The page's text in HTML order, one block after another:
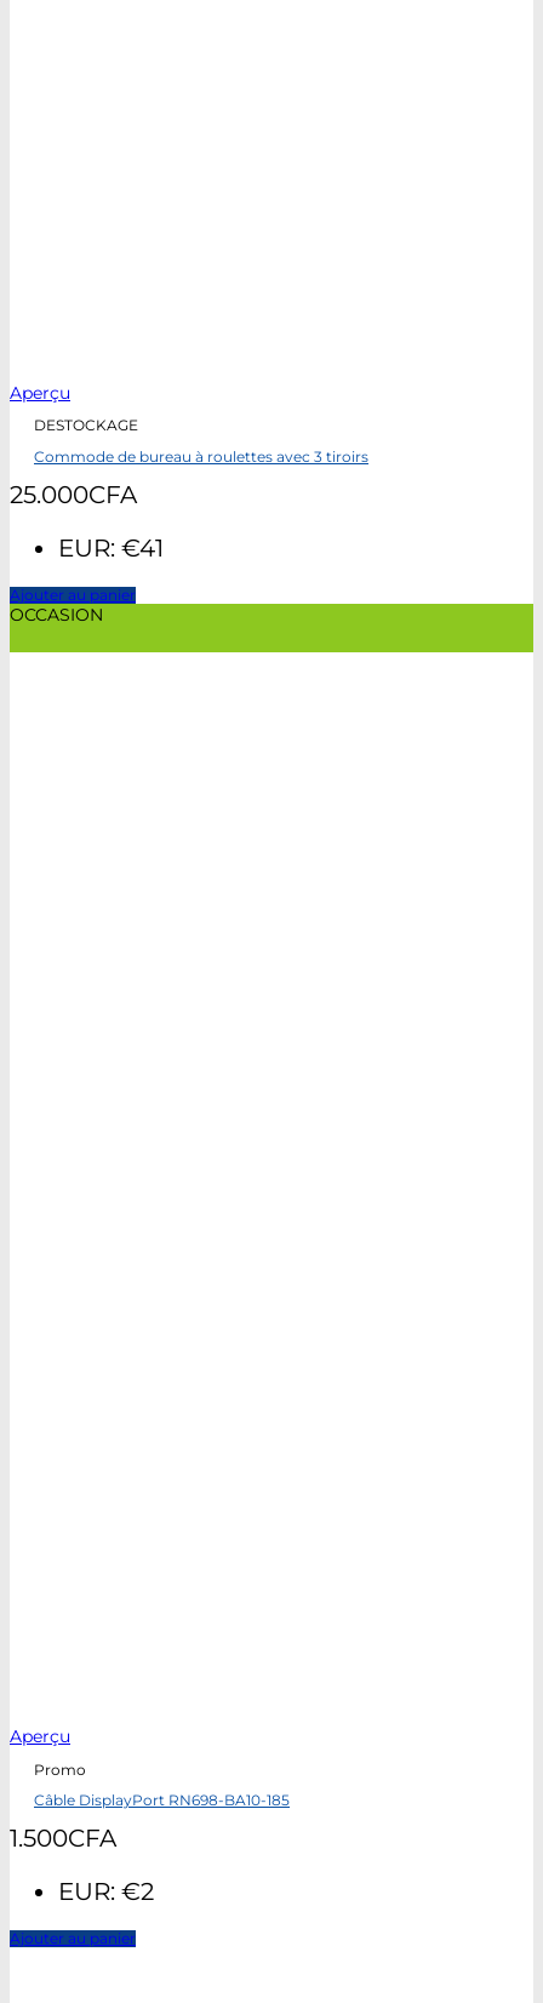
Aperçu
DESTOCKAGE
Commode de bureau à roulettes avec 3 tiroirs
25.000CFA
EUR: €41
Ajouter au panier
OCCASION
Aperçu
Promo
Câble DisplayPort RN698-BA10-185
1.500CFA
EUR: €2
Ajouter au panier